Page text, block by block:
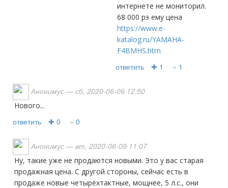
интернете не мониторил.
68 000 рэ ему цена
https://www.e-
katalog.ru/YAMAHA-
F4BMHS.htm
ответить ✚ 1 − 1
Анонимус — сб, 2020-06-06 12:50
нового...
ответить ✚ 0 − 0
Анонимус — вт, 2020-06-09 11:07
Ну, такие уже не продаются новыми. Это у вас старая
продажная цена. С другой стороны, сейчас есть в
продаже новые четырёхтактные, мощнее, 5 л.с., они